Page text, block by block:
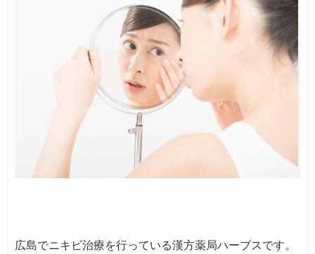
広島でニキビ治療を行っている漢方薬局ハーブスです。